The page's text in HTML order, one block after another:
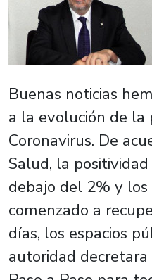
Buenas noticias
a la evolución de la
Coronavirus. De
Salud, la
debajo del 2% y
comenzado a
días, los espacios
autoridad decretara